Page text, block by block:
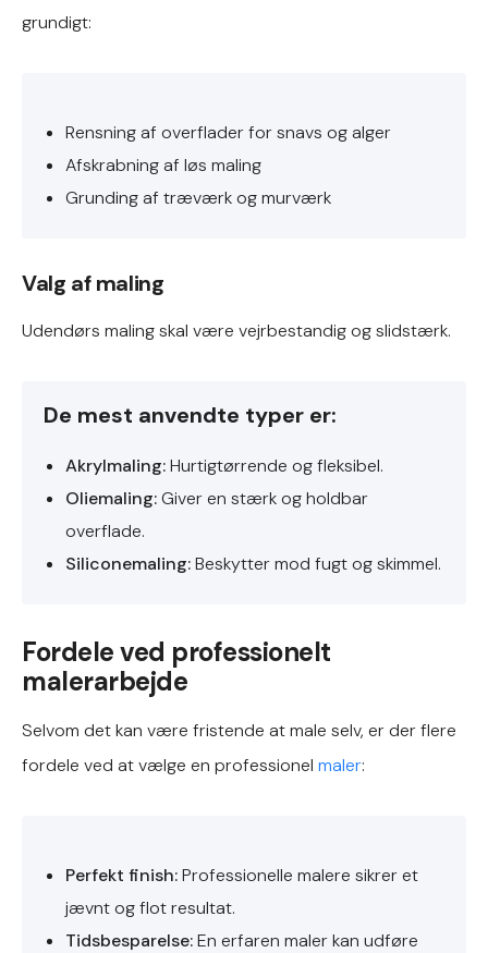
grundigt:
Rensning af overflader for snavs og alger
Afskrabning af løs maling
Grunding af træværk og murværk
Valg af maling
Udendørs maling skal være vejrbestandig og slidstærk.
De mest anvendte typer er:
Akrylmaling:Hurtigtørrende og fleksibel.
Oliemaling:Giver en stærk og holdbar
overflade.
Siliconemaling:Beskytter mod fugt og skimmel.
Fordele ved professionelt
malerarbejde
Selvom det kan være fristende at male selv, er der flere
fordele ved at vælge en professionel maler:
Perfekt finish:Professionelle malere sikrer et
jævnt og flot resultat.
Tidsbesparelse:En erfaren maler kan udføre